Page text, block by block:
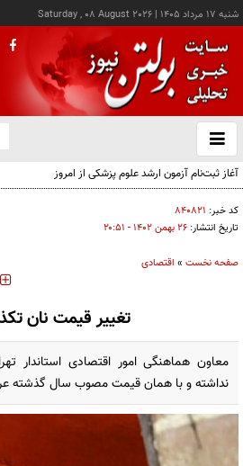
شنبه ۱۷ مرداد ۱۴۰۵ |
Saturday , 08 August 2026
باز
و
آغاز ثبت‌نام آزمون ارشد علوم پزشکی از امروز
کد خبر: ۸۴۰۸۲۱
تاریخ انتشار: ۲۶ بهمن ۱۴۰۲ - ۲۰:۵۱
صفحه نخست » اقتصادی
تغییر قیمت نان
معاون هماهنگی امور اقتصادی استاندار
نداشته و با همان قیمت مصوب سال گذشته